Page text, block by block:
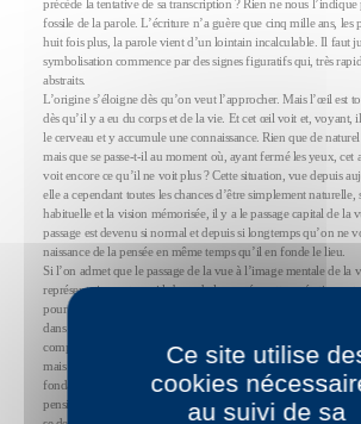
précède la tentative de sa transcription ? Rien ne nous l’indique
fossile de la parole. L’écriture n’a guère que cinq mille ans, les
huit fois plus, la parole vient d’un lointain incalculable. Il faut
symbolisation commence par des signes figuratifs qui, très
abstraits.
L’origine s’éloigne dès qu’on veut l’approcher. Mais l’œil est
dès qu’il y a eu du corps et de la vie. Et cet œil voit et, voyant,
le cerveau et y accumule une connaissance. Rien que de
mais que se passe-t-il au moment où, ayant fermé les yeux, cet
voit encore ce qu’il ne voit plus ? Cette situation, vue depuis
elle a cependant toutes les chances d’être simplement
habituelle et la vision mémorisée, il y a le passage capital de la
passage est devenu si normal et depuis si longtemps qu’on ne
naissance de la pensée en même temps qu’il en fonde le lieu.
Si l’on admet que le passage de la vue à l’image mentale de la
représentation, est aussi la base de la pensée, cette opération
pour se développer, un effort constant de réflexion générateur
dans un premier temps, il a pu suffire de voir, il a fallu bien vite
comparer, déduire, projeter et même articuler sa vue. Il ne
mais d’agiter du probable dans la mesure où l’œil, et lui seul,
fondateur de l’humain pensif même si l’on n’oublie pas
pensif est attaqué par une agression mentale qui passe par l’œil,
Ce site utilise
cookies
au suivi de sa